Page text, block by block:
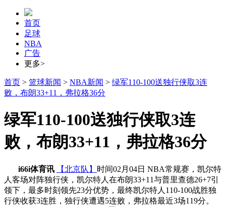
首页
足球
NBA
广告
更多>
首页 > 篮球新闻 > NBA新闻 > 绿军110-100送独行侠取3连
败，布朗33+11，弗拉格36分
绿军110-100送独行侠取3连
败，布朗33+11，弗拉格36分
i66i体育讯 【北京队】 时间02月04日 NBA常规赛，凯尔特
人客场对阵独行侠，凯尔特人在布朗33+11与普里查德26+7引
领下，最多时刻领先23分优势，最终凯尔特人110-100战胜独
行侠收获3连胜，独行侠遭遇5连败，弗拉格最近3场119分。